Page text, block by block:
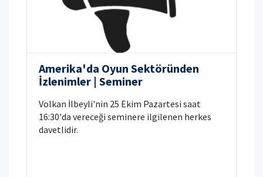
Amerika'da Oyun Sektöründen
İzlenimler | Seminer
Volkan İlbeyli'nin 25 Ekim Pazartesi saat
16:30'da vereceği seminere ilgilenen herkes
davetlidir.